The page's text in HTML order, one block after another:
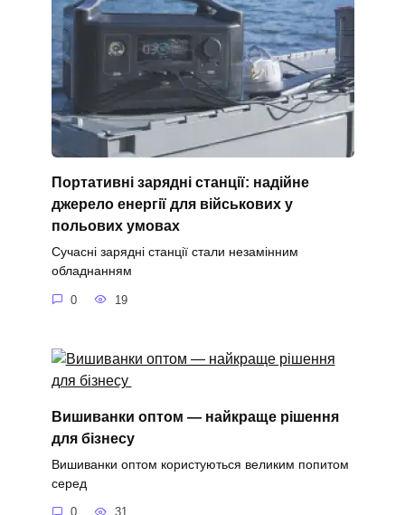
Портативні зарядні станції: надійне
джерело енергії для військових у
польових умовах
Сучасні зарядні станції стали незамінним
обладнанням
0 19
Вишиванки оптом — найкраще рішення
для бізнесу
Вишиванки оптом користуються великим попитом
серед
0 31